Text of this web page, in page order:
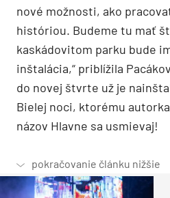
nové možnosti, ako
históriou. Budeme tu mať
kaskádovitom parku bude
inštalácia,“ priblížila
do novej štvrte už je
Bielej noci, ktorému
názov Hlavne sa usmievaj!